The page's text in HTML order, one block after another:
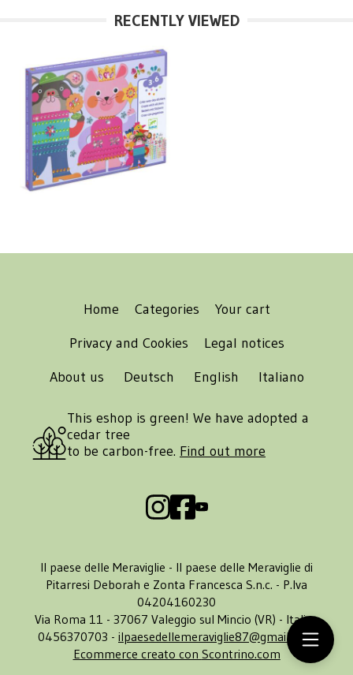
RECENTLY VIEWED
Home Categories
Your cart
Privacy and Cookies
Legal notices
About us
Deutsch English Italiano
This eshop is green! We have adopted a
cedar tree
to be carbon-free. Find out more
Il paese delle Meraviglie - Il paese delle Meraviglie di
Pitarresi Deborah e Zonta Francesca S.n.c. - P.Iva
04204160230
Via Roma 11 - 37067 Valeggio sul Mincio (VR) - Italia -
0456370703 - ilpaesedellemeraviglie87@gmail.com
Ecommerce creato con Scontrino.com